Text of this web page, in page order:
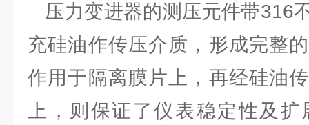
压力变进器的测压元件带316
充硅油作传压介质，形成完整
作用于隔离膜片上，再经硅油
上，则保证了仪表稳定性及